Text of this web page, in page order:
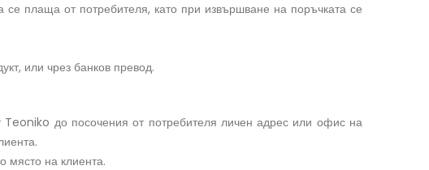
плаща от потребителя, като при извършване на поръчката се
или чрез банков превод.
до посочения от потребителя личен адрес или офис на
място на клиента.